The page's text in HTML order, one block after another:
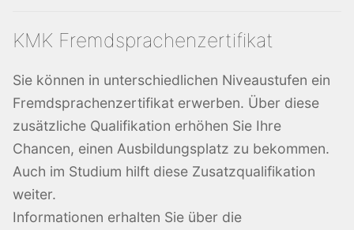
KMK Fremdsprachenzertifikat
Sie können in unterschiedlichen Niveaustufen ein
Fremdsprachenzertifikat erwerben. Über diese
zusätzliche Qualifikation erhöhen Sie Ihre
Chancen, einen Ausbildungsplatz zu bekommen.
Auch im Studium hilft diese Zusatzqualifikation
weiter.
Informationen erhalten Sie über die